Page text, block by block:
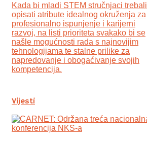
Kada bi mladi STEM stručnjaci trebali
opisati atribute idealnog okruženja za
profesionalno ispunjenje i karijerni
razvoj, na listi prioriteta svakako bi se
našle mogućnosti rada s najnovijim
tehnologijama te stalne prilike za
napredovanje i obogaćivanje svojih
kompetencija.
Vijesti